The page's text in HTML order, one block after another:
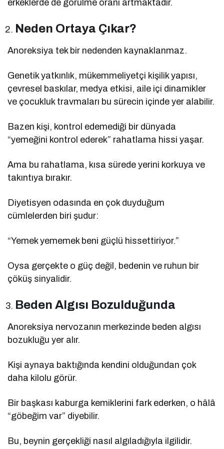
erkeklerde de görülme oranı artmaktadır.
Neden Ortaya Çıkar?
Anoreksiya tek bir nedenden kaynaklanmaz.
Genetik yatkınlık, mükemmeliyetçi kişilik yapısı,
çevresel baskılar, medya etkisi, aile içi dinamikler
ve çocukluk travmaları bu sürecin içinde yer alabilir.
Bazen kişi, kontrol edemediği bir dünyada
“yemeğini kontrol ederek” rahatlama hissi yaşar.
Ama bu rahatlama, kısa sürede yerini korkuya ve
takıntıya bırakır.
Diyetisyen odasında en çok duyduğum
cümlelerden biri şudur:
“Yemek yememek beni güçlü hissettiriyor.”
Oysa gerçekte o güç değil, bedenin ve ruhun bir
çöküş sinyalidir.
Beden Algısı Bozulduğunda
Anoreksiya nervozanın merkezinde beden algısı
bozukluğu yer alır.
Kişi aynaya baktığında kendini olduğundan çok
daha kilolu görür.
Bir başkası kaburga kemiklerini fark ederken, o hâlâ
“göbeğim var” diyebilir.
Bu, beynin gerçekliği nasıl algıladığıyla ilgilidir.